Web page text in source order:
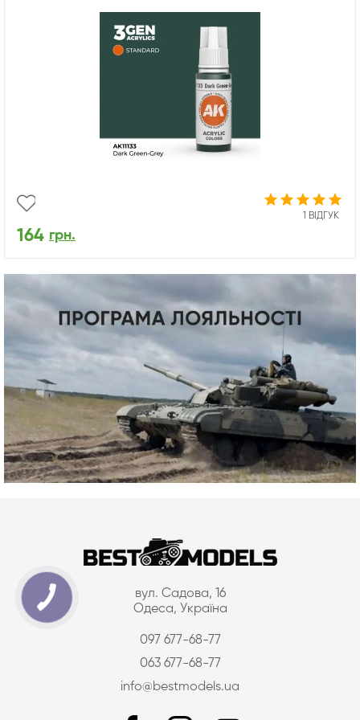
1 ВІДГУК
164 грн.
вул. Садова, 16
Одеса, Україна
097 677-68-77
063 677-68-77
info@bestmodels.ua